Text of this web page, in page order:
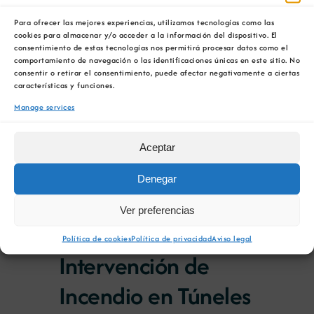
Para ofrecer las mejores experiencias, utilizamos tecnologías como las
cookies para almacenar y/o acceder a la información del dispositivo. El
consentimiento de estas tecnologías nos permitirá procesar datos como el
comportamiento de navegación o las identificaciones únicas en este sitio. No
consentir o retirar el consentimiento, puede afectar negativamente a ciertas
características y funciones.
Manage services
Aceptar
Denegar
Ver preferencias
Política de cookiesPolítica de privacidadAviso legal
Curso Teórico de
Intervención de
Incendio en Túneles
23:59
Curso Teórico de
Intervención de
Incendio en Túneles
1 de Outubro 00:00